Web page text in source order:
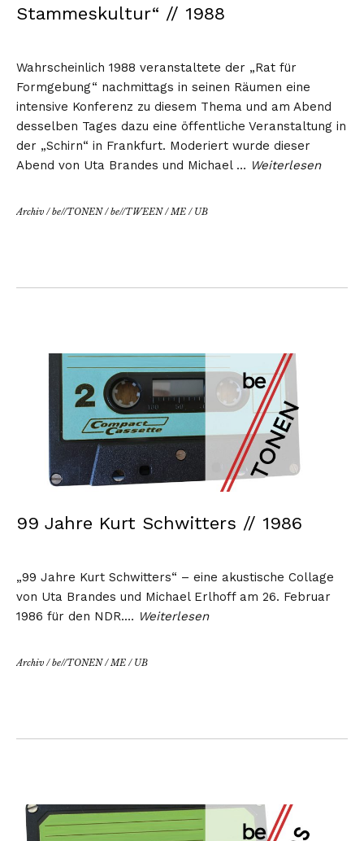
Stammeskultur“ // 1988
Wahrscheinlich 1988 veranstaltete der „Rat für
Formgebung“ nachmittags in seinen Räumen eine
intensive Konferenz zu diesem Thema und am Abend
desselben Tages dazu eine öffentliche Veranstaltung in
der „Schirn“ in Frankfurt. Moderiert wurde dieser
Abend von Uta Brandes und Michael … Weiterlesen
Archiv /be//TONEN/be//TWEEN/ME / UB
99 Jahre Kurt Schwitters // 1986
„99 Jahre Kurt Schwitters“ – eine akustische Collage
von Uta Brandes und Michael Erlhoff am 26. Februar
1986 für den NDR.… Weiterlesen
Archiv /be//TONEN/ME / UB